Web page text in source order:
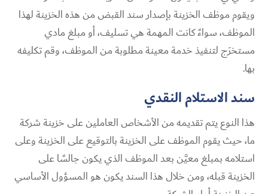
ويقوم موظف الخزينة بإصدار سند القبض من هذه الخزينة لهذا
الموظف، سواءً كانت المهمة هي تسليف، أو مبلغ مادي
مستخرَج لتنفيذ خدمة معينة مطلوبة من الموظف، وقم تكليفه
بها.
سند الاستلام النقدي
هذا النوع يتم تقديمه من الأشخاص العاملين على خزينة شركة
ما، حيث يقوم الموظف على الخزينة بالتوقيع على الخزينة وعلى
استلامه بمبلغ معيَّن بعد الموظف الذي يكون جالسًا على
الخزينة قبله، ومن خلال هذا السند يكون هو المسؤول الأساسي